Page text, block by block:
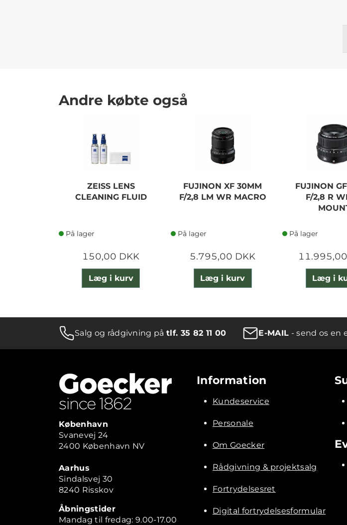
Andre købte også
ZEISS LENS
CLEANING FLUID
På lager
150,00 DKK
Læg i kurv
FUJINON XF 30MM
F/2,8 LM WR MACRO
På lager
5.795,00 DKK
Læg i kurv
FUJINON
F/2,8 R
På lager
Læg i
Salg og rådgivning påtlf. 35 82 11 00 E-MAIL - send os en
København
Svanevej 24
2400 København NV
Aarhus
Sindalsvej 30
8240 Risskov
Åbningstider
Mandag til fredag: 9.00-17.00
Information
Kundeservice
Personale
Om Goecker
Rådgivning & projektsalg
Fortrydelsesret
Digital fortrydelsesformular